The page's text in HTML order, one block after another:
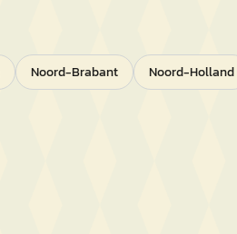
Noord-Brabant Noord-Holland